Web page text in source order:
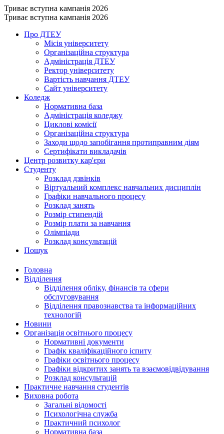
Триває вступна кампанія 2026
Триває вступна кампанія 2026
Про ДТЕУ
Місія університету
Організаційна структура
Адміністрація ДТЕУ
Ректор університету
Вартість навчання ДТЕУ
Сайт університету
Коледж
Нормативна база
Адміністрація коледжу
Циклові комісії
Організаційна структура
Заходи щодо запобігання протиправним діям
Сертифікати викладачів
Центр розвитку кар'єри
Студенту
Розклад дзвінків
Віртуальний комплекс навчальних дисциплін
Графіки навчального процесу
Розклад занять
Розмір стипендій
Розмір плати за навчання
Олімпіади
Розклад консультацій
Пошук
Головна
Відділення
Відділення обліку, фінансів та сфери
обслуговування
Відділення правознавства та інформаційних
технологій
Новини
Організація освітнього процесу
Нормативні документи
Графік кваліфікаційного іспиту
Графіки освітнього процесу
Графіки відкритих занять та взаємовідвідування
Розклад консультацій
Практичне навчання студентів
Виховна робота
Загальні відомості
Психологічна служба
Практичний психолог
Нормативна база